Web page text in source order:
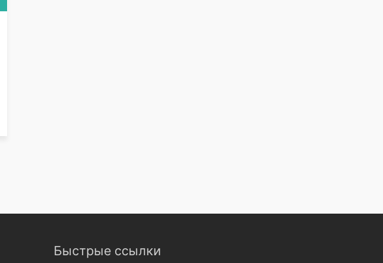
Быстрые ссылки